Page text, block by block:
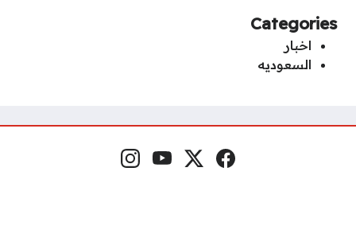
Categories
اخبار
السعوديه
مواقع التواصل فيسبوكمنصة إكس
يوتيوبإنستغرام